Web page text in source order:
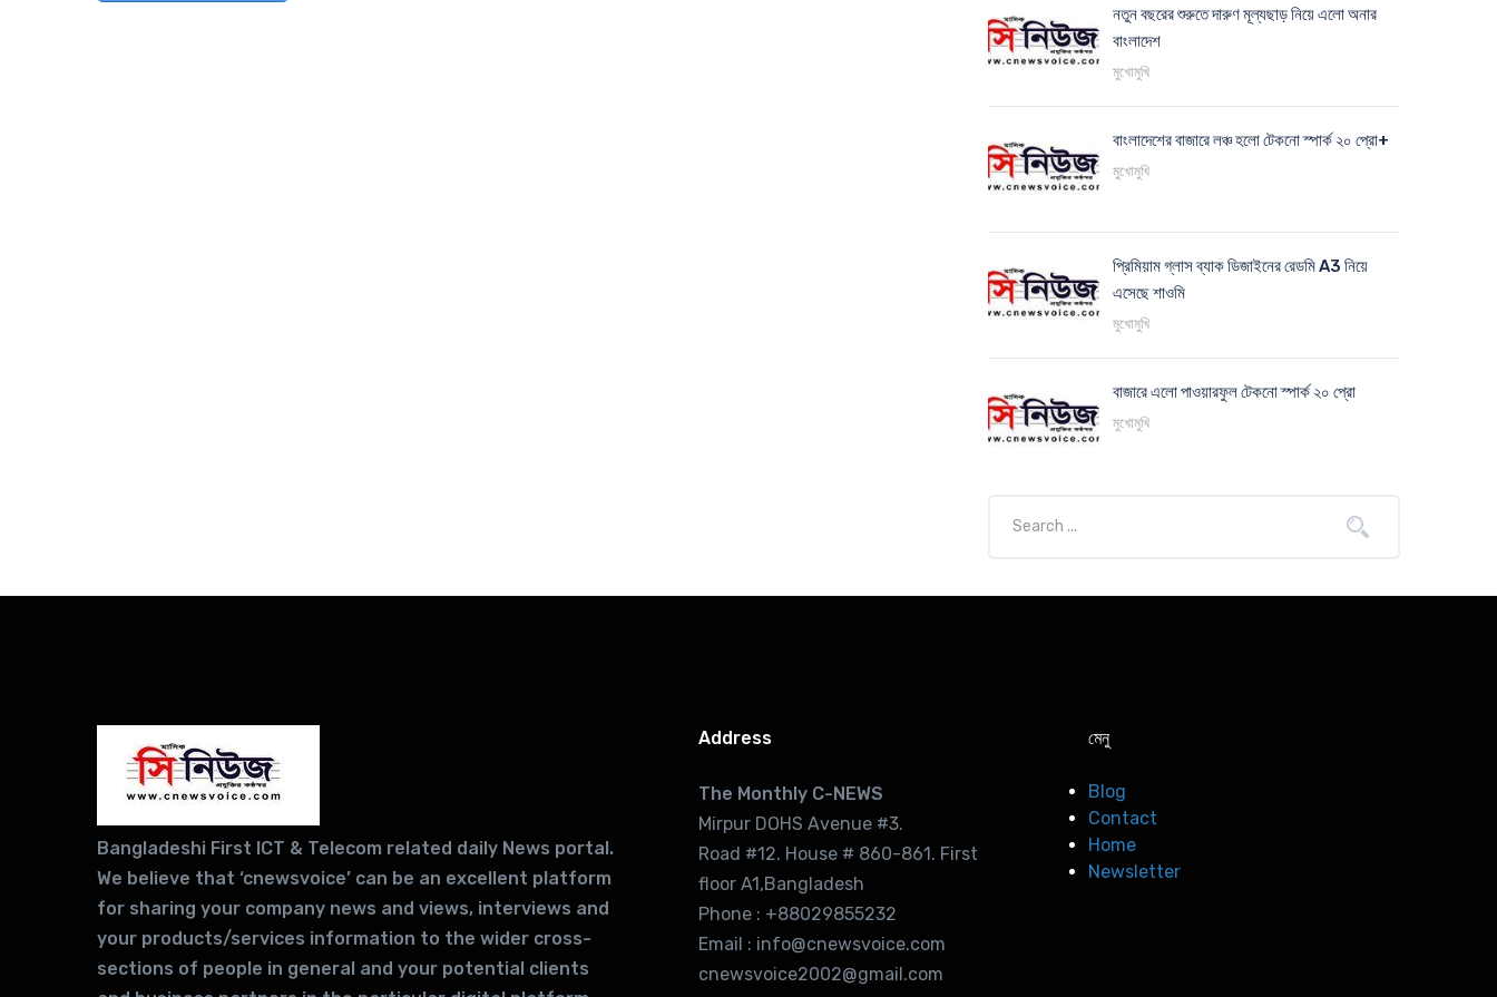
নতুন বছরের শুরুতে দারুণ মূল্যছাড় নিয়ে এলো অনার
বাংলাদেশ
মুখোমুখি
বাংলাদেশের বাজারে লঞ্চ হলো টেকনো স্পার্ক ২০ প্রো+
মুখোমুখি
প্রিমিয়াম গ্লাস ব্যাক ডিজাইনের রেডমি A3 নিয়ে
এসেছে শাওমি
মুখোমুখি
বাজারে এলো পাওয়ারফুল টেকনো স্পার্ক ২০ প্রো
মুখোমুখি
Bangladeshi First ICT & Telecom related daily News portal.
We believe that ‘cnewsvoice’ can be an excellent platform
for sharing your company news and views, interviews and
your products/services information to the wider cross-
sections of people in general and your potential clients
Address
The Monthly C-NEWS
Mirpur DOHS Avenue #3.
Road #12. House # 860-861. First
floor A1,Bangladesh
Phone : +88029855232
Email : info@cnewsvoice.com
cnewsvoice2002@gmail.com
মেনু
Blog
Contact
Home
Newsletter